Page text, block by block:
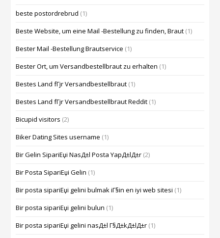
beste postordrebrud (1)
Beste Website, um eine Mail -Bestellung zu finden, Braut (1)
Bester Mail -Bestellung Brautservice (1)
Bester Ort, um Versandbestellbraut zu erhalten (1)
Bestes Land fГјr Versandbestellbraut (1)
Bestes Land fГјr Versandbestellbraut Reddit (1)
Bicupid visitors (2)
Biker Dating Sites username (1)
Bir Gelin SipariЕџi NasД±l Posta YapД±lД±r (2)
Bir Posta SipariЕџi Gelin (1)
Bir posta sipariЕџi gelini bulmak iГ§in en iyi web sitesi (1)
Bir posta sipariЕџi gelini bulun (1)
Bir posta sipariЕџi gelini nasД±l Г§Д±kД±lД±r (1)